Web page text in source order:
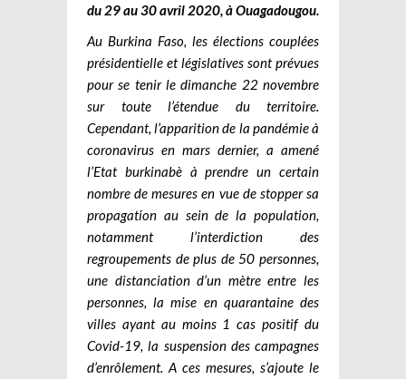
du 29 au 30 avril 2020, à Ouagadougou.
Au Burkina Faso, les élections couplées
présidentielle et législatives sont prévues
pour se tenir le dimanche 22 novembre
sur toute l’étendue du territoire.
Cependant, l’apparition de la pandémie à
coronavirus en mars dernier, a amené
l’Etat burkinabè à prendre un certain
nombre de mesures en vue de stopper sa
propagation au sein de la population,
notamment l’interdiction des
regroupements de plus de 50 personnes,
une distanciation d’un mètre entre les
personnes, la mise en quarantaine des
villes ayant au moins 1 cas positif du
Covid-19, la suspension des campagnes
d’enrôlement. A ces mesures, s’ajoute le